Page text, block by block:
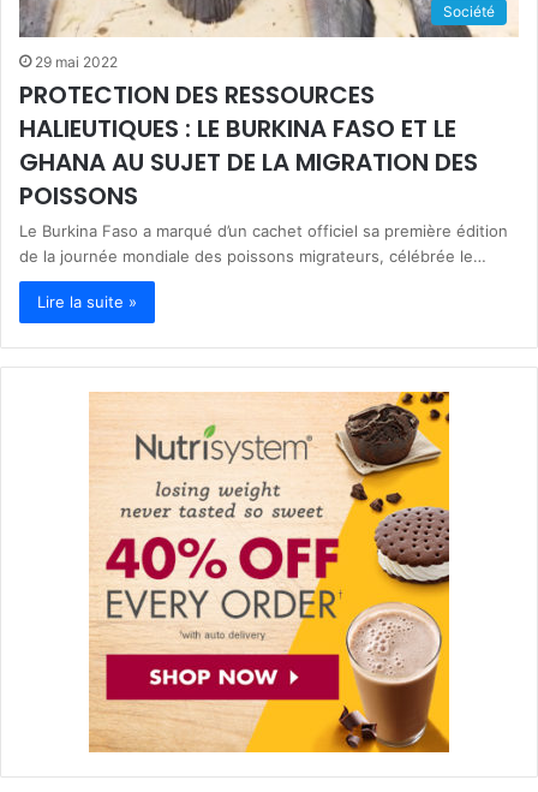
Société
29 mai 2022
PROTECTION DES RESSOURCES
HALIEUTIQUES : LE BURKINA FASO ET LE
GHANA AU SUJET DE LA MIGRATION DES
POISSONS
Le Burkina Faso a marqué d’un cachet officiel sa première édition
de la journée mondiale des poissons migrateurs, célébrée le…
Lire la suite »